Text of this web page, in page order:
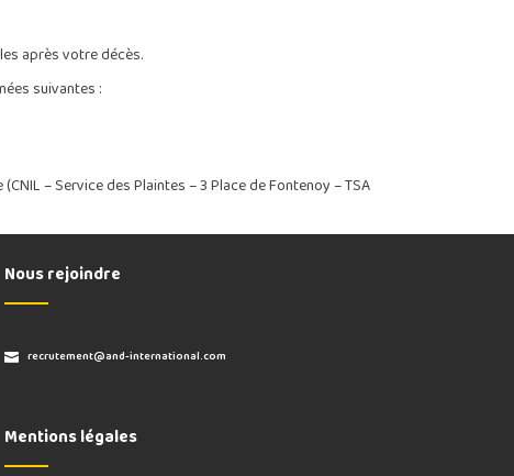
après votre décès.
suivantes :
– Service des Plaintes – 3 Place de Fontenoy – TSA
Nous rejoindre
recrutement@and-international.com
Mentions légales